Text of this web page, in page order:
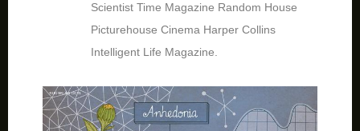
Scientist Time Magazine Random House
Picturehouse Cinema Harper Collins
Intelligent Life Magazine.